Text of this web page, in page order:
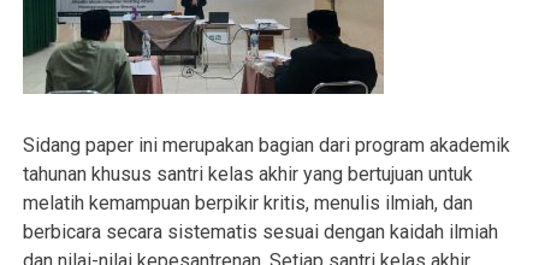
Sidang paper ini merupakan bagian dari program akademik
tahunan khusus santri kelas akhir yang bertujuan untuk
melatih kemampuan berpikir kritis, menulis ilmiah, dan
berbicara secara sistematis sesuai dengan kaidah ilmiah